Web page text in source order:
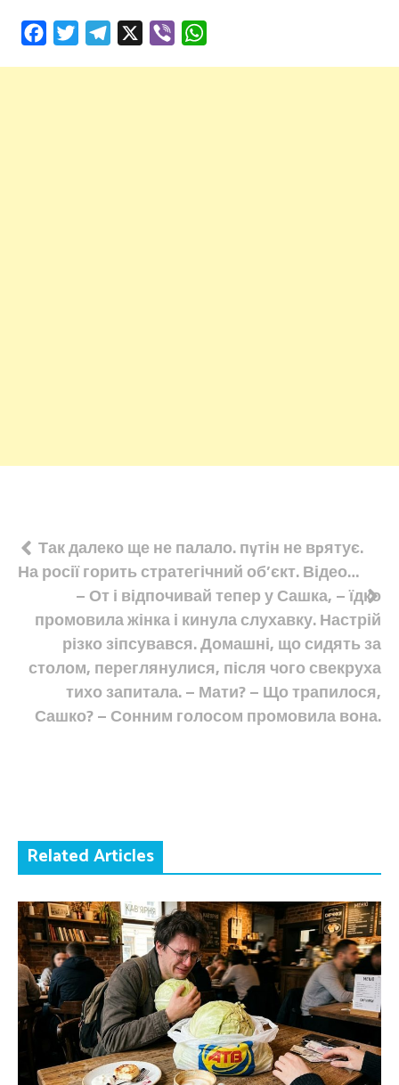
FacebookTwitterTelegram Viber
Навігація
записів
Так далеко ще не палало. пyтін не вpятує.
На росії горить стратегічний об’єкт. Відео…
– От і відпочивай тепер у Сашка, – їдко
промовила жінка і кинула слухавку. Настрій
різко зіпсувався. Домашні, що сидять за
столом, переглянулися, після чого свекруха
тихо запитала. – Мати? – Що трапилося,
Сашко? – Сонним голосом промовила вона.
Related Articles